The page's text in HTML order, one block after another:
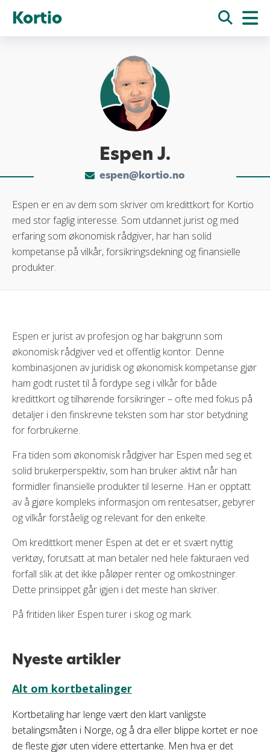
Kortio
Espen J.
espen@kortio.no
Espen er en av dem som skriver om kredittkort for Kortio
med stor faglig interesse. Som utdannet jurist og med
erfaring som økonomisk rådgiver, har han solid
kompetanse på vilkår, forsikringsdekning og finansielle
produkter.
Espen er jurist av profesjon og har bakgrunn som
økonomisk rådgiver ved et offentlig kontor. Denne
kombinasjonen av juridisk og økonomisk kompetanse gjør
ham godt rustet til å fordype seg i vilkår for både
kredittkort og tilhørende forsikringer – ofte med fokus på
detaljer i den finskrevne teksten som har stor betydning
for forbrukerne.
Fra tiden som økonomisk rådgiver har Espen med seg et
solid brukerperspektiv, som han bruker aktivt når han
formidler finansielle produkter til leserne. Han er opptatt
av å gjøre kompleks informasjon om rentesatser, gebyrer
og vilkår forståelig og relevant for den enkelte.
Om kredittkort mener Espen at det er et svært nyttig
verktøy, forutsatt at man betaler ned hele fakturaen ved
forfall slik at det ikke påløper renter og omkostninger.
Dette prinsippet går igjen i det meste han skriver.
På fritiden liker Espen turer i skog og mark.
Nyeste artikler
Alt om kortbetalinger
Kortbetaling har lenge vært den klart vanligste
betalingsmåten i Norge, og å dra eller blippe kortet er noe
de fleste gjør uten videre ettertanke. Men hva er det